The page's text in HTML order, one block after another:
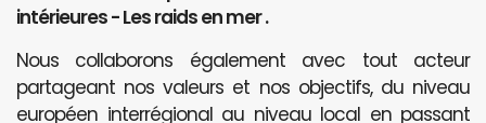
intérieures - Les raids en mer .
Nous collaborons également avec tout acteur
partageant nos valeurs et nos objectifs, du niveau
européen interrégional au niveau local en passant